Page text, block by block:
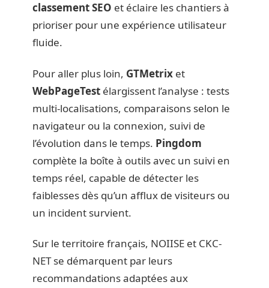
classement SEO et éclaire les chantiers à
prioriser pour une expérience utilisateur
fluide.
Pour aller plus loin, GTMetrix et
WebPageTest élargissent l’analyse : tests
multi-localisations, comparaisons selon le
navigateur ou la connexion, suivi de
l’évolution dans le temps. Pingdom
complète la boîte à outils avec un suivi en
temps réel, capable de détecter les
faiblesses dès qu’un afflux de visiteurs ou
un incident survient.
Sur le territoire français, NOIISE et CKC-
NET se démarquent par leurs
recommandations adaptées aux